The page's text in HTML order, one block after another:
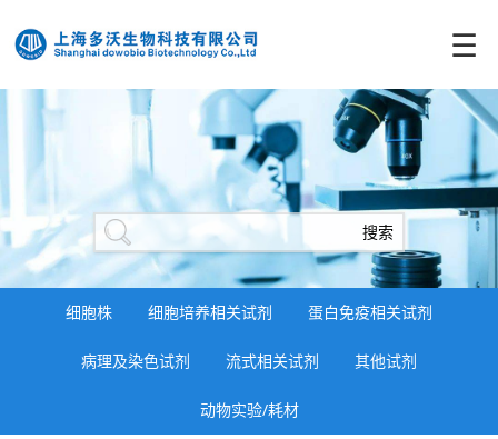
☰
细胞株 细胞培养相关试剂 蛋白免疫相关试剂
病理及染色试剂 流式相关试剂 其他试剂
动物实验/耗材